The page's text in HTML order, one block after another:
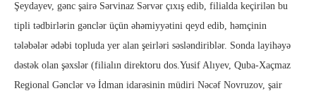
Şeydayev, gənc şairə Sərvinaz Sərvər çıxış edib, filialda keçirilən bu
tipli tədbirlərin gənclər üçün əhəmiyyətini qeyd edib, həmçinin
tələbələr ədəbi topluda yer alan şeirləri səsləndiriblər. Sonda layihəyə
dəstək olan şəxslər (filialın direktoru dos.Yusif Alıyev, Quba-Xaçmaz
Regional Gənclər və İdman idarəsinin müdiri Nəcəf Novruzov, şair